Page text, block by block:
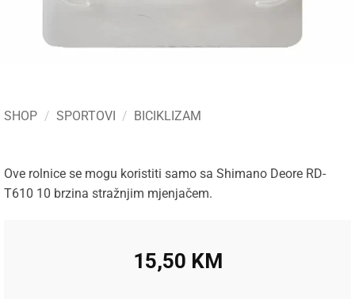
SHOP / SPORTOVI / BICIKLIZAM
Ove rolnice se mogu koristiti samo sa Shimano Deore RD-
T610 10 brzina stražnjim mjenjačem.
15,50 KM